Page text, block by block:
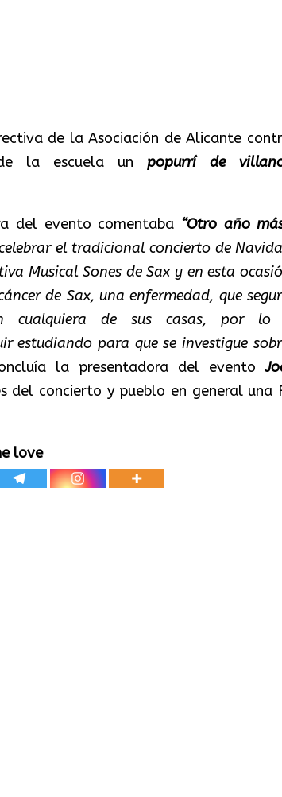
de la Asociación de Alicante
la escuela unpopurrí de
del evento comentaba “Otro año
el tradicional concierto de
Musical Sones de Sax y en esta
de Sax, una enfermedad, que
de sus casas, por lo
estudiando para que se investigue
la presentadora del evento
del concierto y pueblo en general una
love